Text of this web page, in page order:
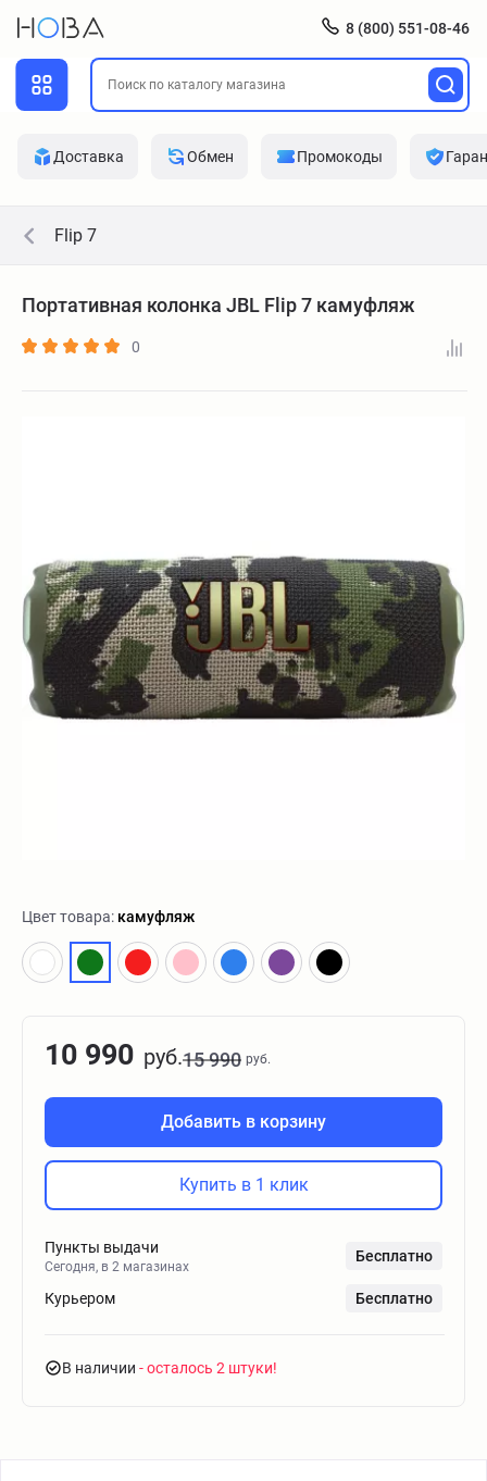
8 (800) 551-08-46
Доставка Обмен Промокоды
Flip 7
Портативная колонка JBL Flip 7 камуфляж
0
Цвет товара: камуфляж
10 990 руб.15 990 руб.
Добавить в корзину
Купить в 1 клик
Пункты выдачи
Сегодня, в 2 магазинах
Бесплатно
Курьером Бесплатно
В наличии - осталось 2 штуки